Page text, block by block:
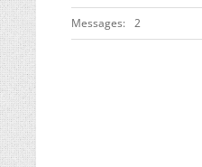
Messages 2